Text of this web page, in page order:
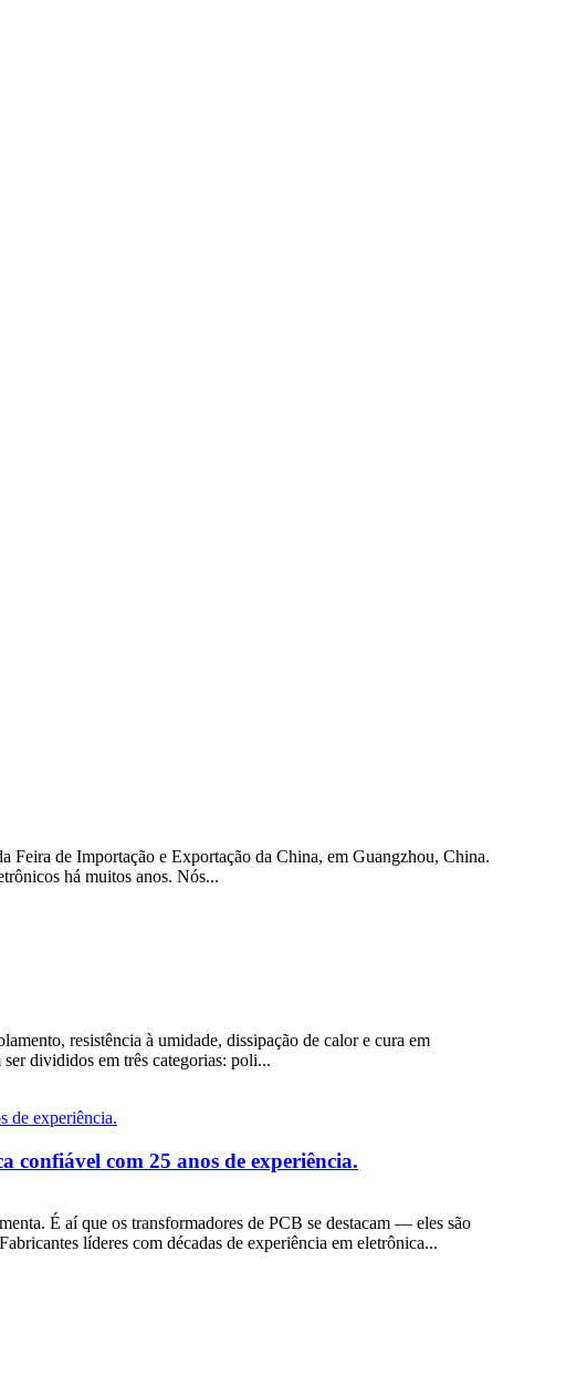
de Importação e Exportação da China, em Guangzhou, China.
há muitos anos. Nós...
resistência à umidade, dissipação de calor e cura em
divididos em três categorias: poli...
confiável com 25 anos de experiência.
É aí que os transformadores de PCB se destacam — eles são
líderes com décadas de experiência em eletrônica...